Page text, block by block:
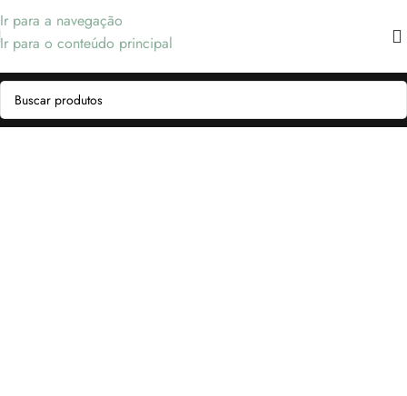
Ir para a navegação
Ir para o conteúdo principal